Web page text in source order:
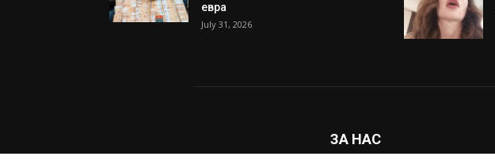
евра
July 31, 2026
ЗА НАС